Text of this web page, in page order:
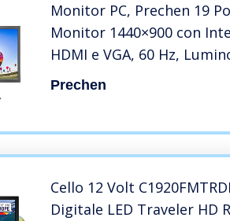
Monitor PC, Prechen 19
Monitor 1440×900 con
HDMI e VGA, 60 Hz,
cd/m², 5ms, Gaming
Prechen
Cello 12 Volt
Digitale LED Traveler HD